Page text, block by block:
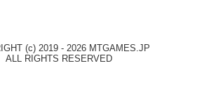
(c) 2019 - 2026 MTGAMES.JP
ALL RIGHTS RESERVED